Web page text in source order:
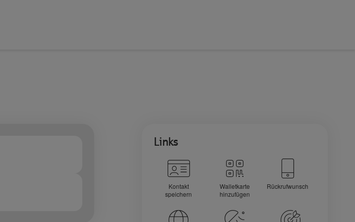
Links
Kontakt
speichern
Walletkarte
hinzufügen
Rückrufwunsch